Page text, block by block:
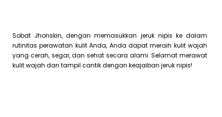
Sobat Jhonskin, dengan memasukkan jeruk nipis ke dalam
rutinitas perawatan kulit Anda, Anda dapat meraih kulit wajah
yang cerah, segar, dan sehat secara alami. Selamat merawat
kulit wajah dan tampil cantik dengan keajaiban jeruk nipis!